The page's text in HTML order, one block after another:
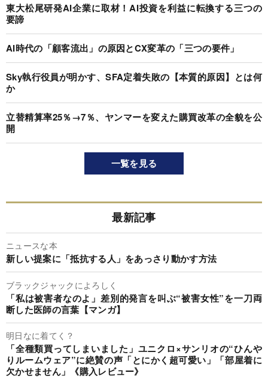
東大松尾研発AI企業に取材！AI投資を利益に転換する三つの
要諦
AI時代の「顧客流出」の原因とCX変革の「三つの要件」
Sky執行役員が明かす、SFA定着失敗の【本質的原因】とは何
か
立替精算率25％→7％、ヤンマーを変えた購買改革の全貌を公
開
一覧を見る
最新記事
ニュースな本
新しい提案に「抵抗する人」をあっさり動かす方法
ブラックジャックによろしく
「私は被害者なのよ」差別的発言を叫ぶ“被害女性”を一刀両
断した医師の言葉【マンガ】
明日なに着てく？
「全種類買ってしまいました」ユニクロ×サンリオの“ひんや
りルームウェア”に絶賛の声「とにかく超可愛い」「部屋着に
欠かせません」《購入レビュー》